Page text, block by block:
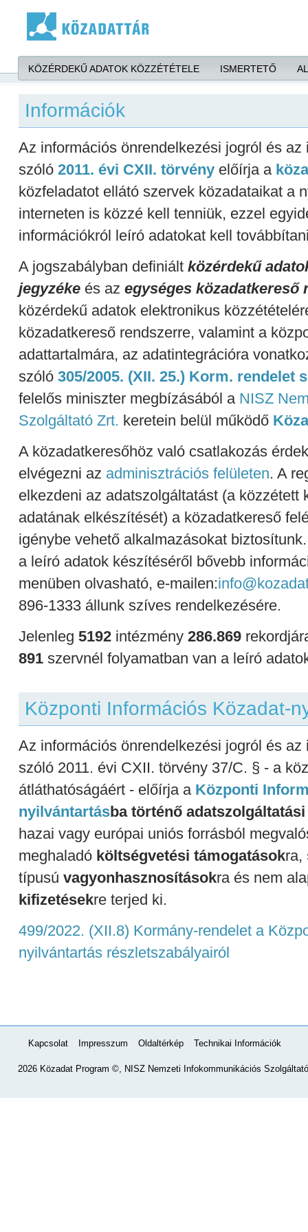
KÖZÉRDEKŰ ADATOK KÖZZÉTÉTELE ISMERTETŐ
Információk
Az információs önrendelkezési jogról és
szóló 2011. évi CXII. törvény előírja a
közfeladatot ellátó szervek közadataikat a
interneten is közzé kell tenniük, ezzel
információkról leíró adatokat kell
A jogszabályban definiált közérdekű
jegyzéke és az egységes közadatkereső
közérdekű adatok elektronikus
közadatkereső rendszerre, valamint a
adattartalmára, az adatintegrációra
szóló 305/2005. (XII. 25.) Korm. rendelet
felelős miniszter megbízásából a NISZ
Szolgáltató Zrt. keretein belül működő
A közadatkeresőhöz való csatlakozás
elvégezni az adminisztrációs felületen. A
elkezdeni az adatszolgáltatást (a közzétett
adatának elkészítését) a közadatkereső
igénybe vehető alkalmazásokat
a leíró adatok készítéséről bővebb
menüben olvasható, e-mailen:
896-1333 állunk szíves rendelkezésére.
Jelenleg 5192 intézmény 286.869
891 szervnél folyamatban van a leíró
Központi Információs Közadat-
Az információs önrendelkezési jogról és
szóló 2011. évi CXII. törvény 37/C. § - a
átláthatóságáért - előírja a Központi
nyilvántartásba történő
hazai vagy európai uniós forrásból
meghaladó költségvetési támogatásokra,
típusú vagyonhasznosításokra és nem
kifizetésekre terjed ki.
499/2022. (XII.8) Kormány-rendelet a
nyilvántartás részletszabályairól
Kapcsolat Impresszum Oldaltérkép Technikai Információk
2026 Közadat Program ©, NISZ Nemzeti Infokommunikációs